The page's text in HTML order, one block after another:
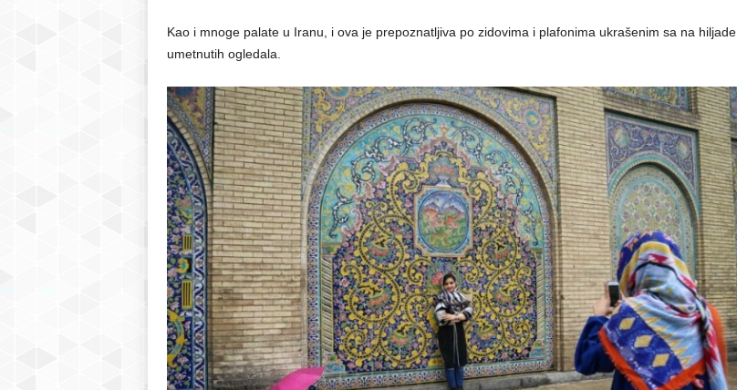
Kao i mnoge palate u Iranu, i ova je prepoznatljiva po zidovima i plafonima ukrašenim sa na hiljade
umetnutih ogledala.